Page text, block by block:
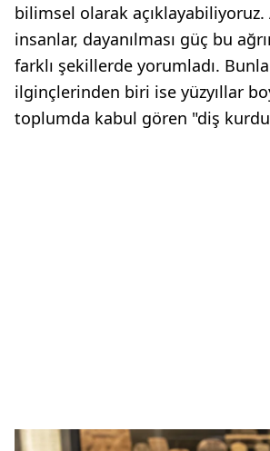
bilimsel olarak
insanlar, dayanılması güç bu
farklı şekillerde yorumladı.
ilginçlerinden biri ise yüzyıllar
toplumda kabul gören "diş